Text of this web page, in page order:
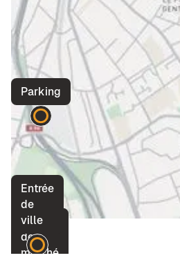
Place
de
marché
Entrée
de
ville
Parking